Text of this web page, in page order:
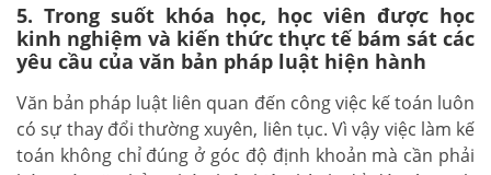
5. Trong suốt khóa học, học viên được học
kinh nghiệm và kiến thức thực tế bám sát các
yêu cầu của văn bản pháp luật hiện hành
Văn bản pháp luật liên quan đến công việc kế toán luôn
có sự thay đổi thường xuyên, liên tục. Vì vậy việc làm kế
toán không chỉ đúng ở góc độ định khoản mà cần phải